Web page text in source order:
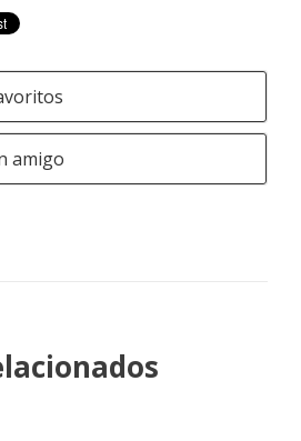
amigo